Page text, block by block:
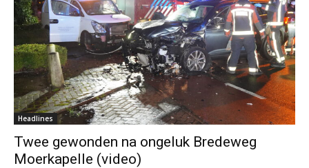
Headlines
Twee gewonden na ongeluk Bredeweg
Moerkapelle (video)